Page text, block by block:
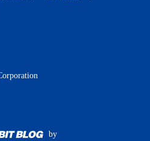
by